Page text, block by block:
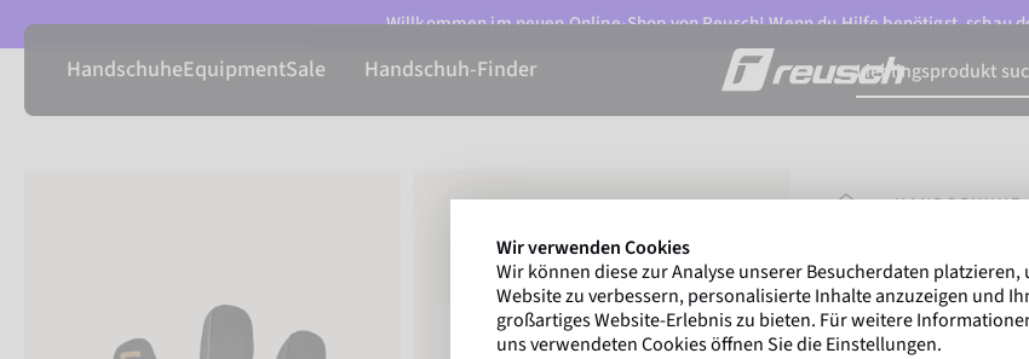
Willkommen im neuen Online-Shop von Reusch! Wenn du Hilfe benötigst, schau
HandschuheEquipmentSale Handschuh-Finder
STARTSEITEHANDSCHUHE
Gregor Kobel
ersten nationalen
Wir verwenden Cookies
Wir können diese zur Analyse unserer Besucherdaten platzieren,
Website zu verbessern, personalisierte Inhalte anzuzeigen und
großartiges Website-Erlebnis zu bieten. Für weitere
uns verwendeten Cookies öffnen Sie die Einstellungen.